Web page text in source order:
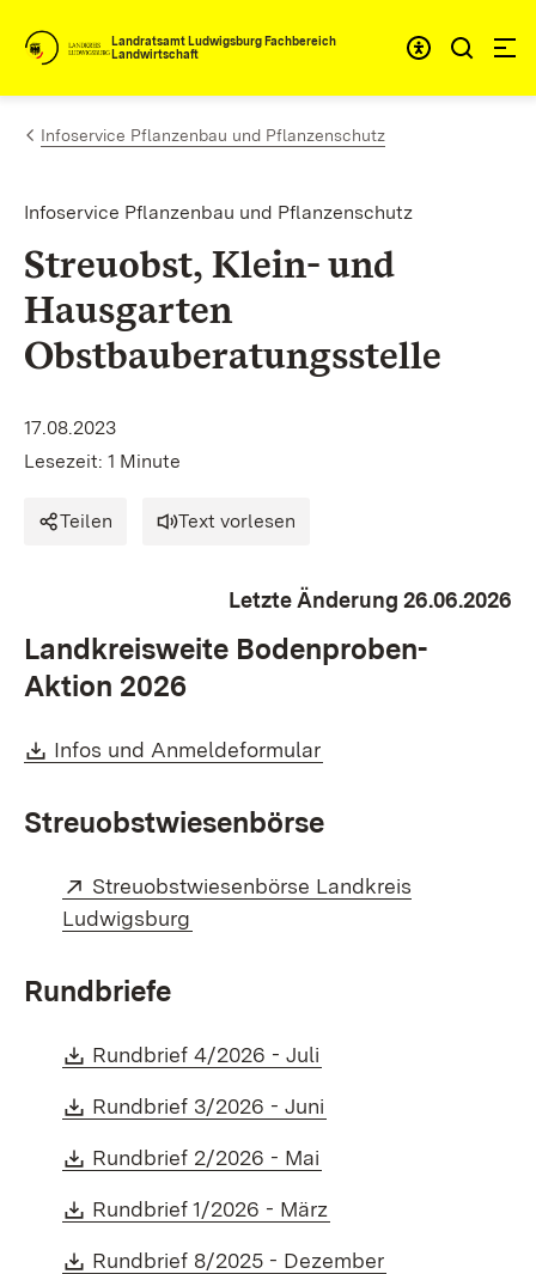
Zum Inhalt springen
Landratsamt Ludwigsburg Fachbereich
Landwirtschaft
Infoservice Pflanzenbau und Pflanzenschutz
Infoservice Pflanzenbau und Pflanzenschutz
Streuobst, Klein- und
Hausgarten
Obstbauberatungsstelle
17.08.2023
Lesezeit: 1 Minute
Teilen Text vorlesen
Letzte Änderung 26.06.2026
Landkreisweite Bodenproben-
Aktion 2026
Download:
Infos und Anmeldeformular
Streuobstwiesenbörse
Extern:
Streuobstwiesenbörse Landkreis
Ludwigsburg
Rundbriefe
Download:
Rundbrief 4/2026 - Juli
Download:
Rundbrief 3/2026 - Juni
Download:
Rundbrief 2/2026 - Mai
Download:
Rundbrief 1/2026 - März
Download:
Rundbrief 8/2025 - Dezember